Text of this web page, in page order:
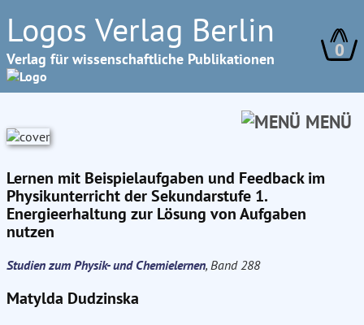
Logos Verlag Berlin
Verlag für wissenschaftliche Publikationen 0
MENÜ
Lernen mit Beispielaufgaben und Feedback im
Physikunterricht der Sekundarstufe 1.
Energieerhaltung zur Lösung von Aufgaben
nutzen
Studien zum Physik- und Chemielernen, Band 288
Matylda Dudzinska